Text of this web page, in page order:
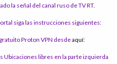
la señal del canal ruso de TV RT.
siga las instrucciones siguientes:
Proton VPN desdeaquí:
Ubicaciones libres en la parte izquierda